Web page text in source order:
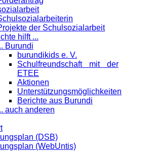
der Schulsozialarbeit
hilft ...
Burundi
burundikids e. V.
Schulfreundschaft mit der
ETEE
Aktionen
Unterstützungsmöglichkeiten
Berichte aus Burundi
auch anderen
(DSB)
(WebUntis)